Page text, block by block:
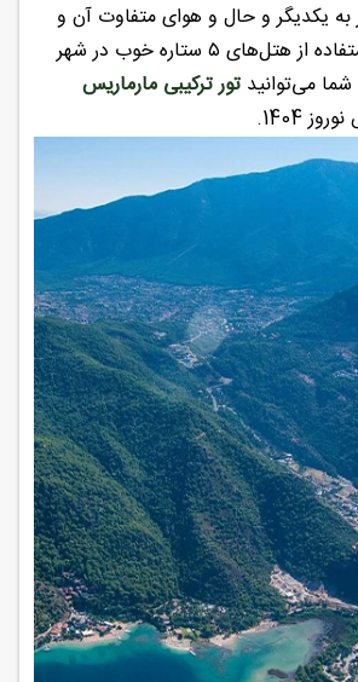
یکدیگر و حال و هوای متفاوت آن و
هتل‌های فوق العاده‌ آن‌ها می‌تواند یه تعطیلات خیلی خوب را برای شما به ارمغان بیارورد. شما می‌توانید با استفاده از هتل‌های ۵ ستاره خوب در شهر
تور ترکیبی مارماریس